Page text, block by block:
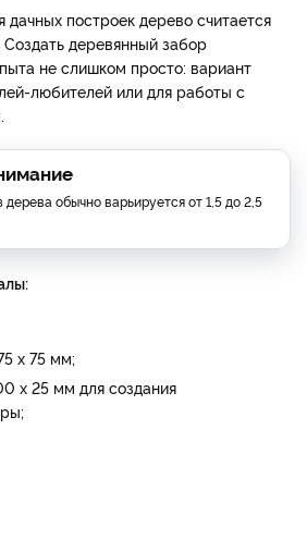
построек дерево считается
деревянный забор
не слишком просто: вариант
любителей или для работы с
дерева обычно варьируется от 1,5 до 2,5
х 75 мм;
х 25 мм для создания